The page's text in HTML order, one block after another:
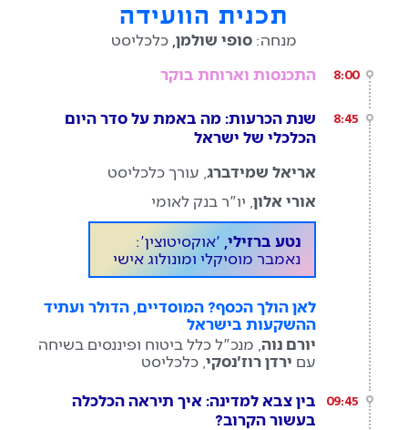
תכנית הוועידה
מנחה: סופי שולמן, כלכליסט
8:00 התכנסות וארוחת בוקר
8:45
שנת הכרעות: מה באמת על סדר היום
הכלכלי של ישראל
אריאל שמידברג , עורך כלכליסט
אורי אלון , יו"ר בנק לאומי
נטע ברזילי, 'אוקסיטוצין':
נאמבר מוסיקלי ומונולוג אישי
לאן הולך הכסף? המוסדיים, הדולר ועתיד
ההשקעות בישראל
יורם נוה , מנכ"ל כלל ביטוח ופיננסים בשיחה
עם ירדן רוז'נסקי , כלכליסט
09:45
בין צבא למדינה: איך תיראה הכלכלה
בעשור הקרוב?